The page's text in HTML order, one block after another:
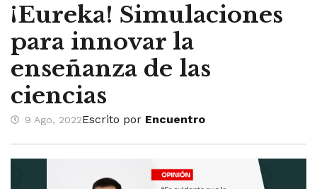
¡Eureka! Simulaciones
para innovar la
enseñanza de las
ciencias
9 Ago, 2022Escrito por Encuentro